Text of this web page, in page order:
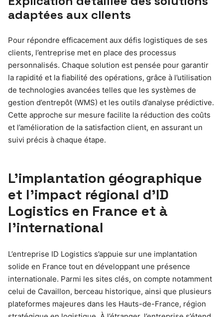
adaptées aux clients
Pour répondre efficacement aux défis logistiques de ses
clients, l’entreprise met en place des processus
personnalisés. Chaque solution est pensée pour garantir
la rapidité et la fiabilité des opérations, grâce à l’utilisation
de technologies avancées telles que les systèmes de
gestion d’entrepôt (WMS) et les outils d’analyse prédictive.
Cette approche sur mesure facilite la réduction des coûts
et l’amélioration de la satisfaction client, en assurant un
suivi précis à chaque étape.
L’implantation géographique
et l’impact régional d’ID
Logistics en France et à
l’international
L’entreprise ID Logistics s’appuie sur une implantation
solide en France tout en développant une présence
internationale. Parmi les sites clés, on compte notamment
celui de Cavaillon, berceau historique, ainsi que plusieurs
plateformes majeures dans les Hauts-de-France, région